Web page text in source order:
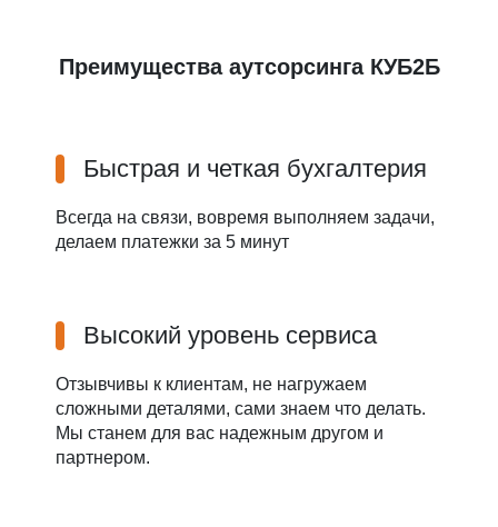
Преимущества аутсорсинга КУБ2Б
Быстрая и четкая бухгалтерия
Всегда на связи, вовремя выполняем задачи,
делаем платежки за 5 минут
Высокий уровень сервиса
Отзывчивы к клиентам, не нагружаем
сложными деталями, сами знаем что делать.
Мы станем для вас надежным другом и
партнером.